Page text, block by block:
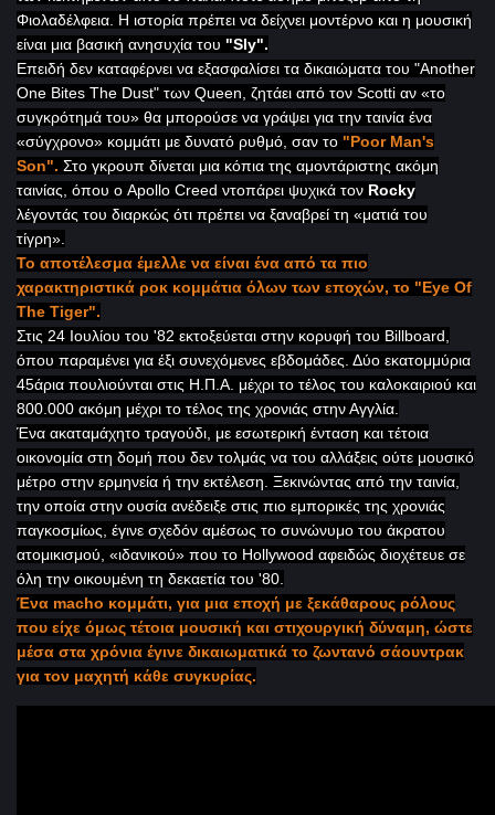
Φιολαδέλφεια. Η ιστορία πρέπει να δείχνει μοντέρνο και η μουσική
είναι μια βασική ανησυχία του "Sly".
Επειδή δεν καταφέρνει να εξασφαλίσει τα δικαιώματα του "Another
One Bites The Dust" των Queen, ζητάει από τον Scotti αν «το
συγκρότημά του» θα μπορούσε να γράψει για την ταινία ένα
«σύγχρονο» κομμάτι με δυνατό ρυθμό, σαν το "Poor Man's
Son". Στο γκρουπ δίνεται μια κόπια της αμοντάριστης ακόμη
ταινίας, όπου ο Apollo Creed ντοπάρει ψυχικά τον Rocky
λέγοντάς του διαρκώς ότι πρέπει να ξαναβρεί τη «ματιά του
τίγρη».
Το αποτέλεσμα έμελλε να είναι ένα από τα πιο
χαρακτηριστικά ροκ κομμάτια όλων των εποχών, το "Eye Of
The Tiger".
Στις 24 Ιουλίου του '82 εκτοξεύεται στην κορυφή του Billboard,
όπου παραμένει για έξι συνεχόμενες εβδομάδες. Δύο εκατομμύρια
45άρια πουλιούνται στις Η.Π.Α. μέχρι το τέλος του καλοκαιριού και
800.000 ακόμη μέχρι το τέλος της χρονιάς στην Αγγλία.
Ένα ακαταμάχητο τραγούδι, με εσωτερική ένταση και τέτοια
οικονομία στη δομή που δεν τολμάς να του αλλάξεις ούτε μουσικό
μέτρο στην ερμηνεία ή την εκτέλεση. Ξεκινώντας από την ταινία,
την οποία στην ουσία ανέδειξε στις πιο εμπορικές της χρονιάς
παγκοσμίως, έγινε σχεδόν αμέσως το συνώνυμο του άκρατου
ατομικισμού, «ιδανικού» που το Hollywood αφειδώς διοχέτευε σε
όλη την οικουμένη τη δεκαετία του '80.
Ένα macho κομμάτι, για μια εποχή με ξεκάθαρους ρόλους
που είχε όμως τέτοια μουσική και στιχουργική δύναμη, ώστε
μέσα στα χρόνια έγινε δικαιωματικά το ζωντανό σάουντρακ
για τον μαχητή κάθε συγκυρίας.